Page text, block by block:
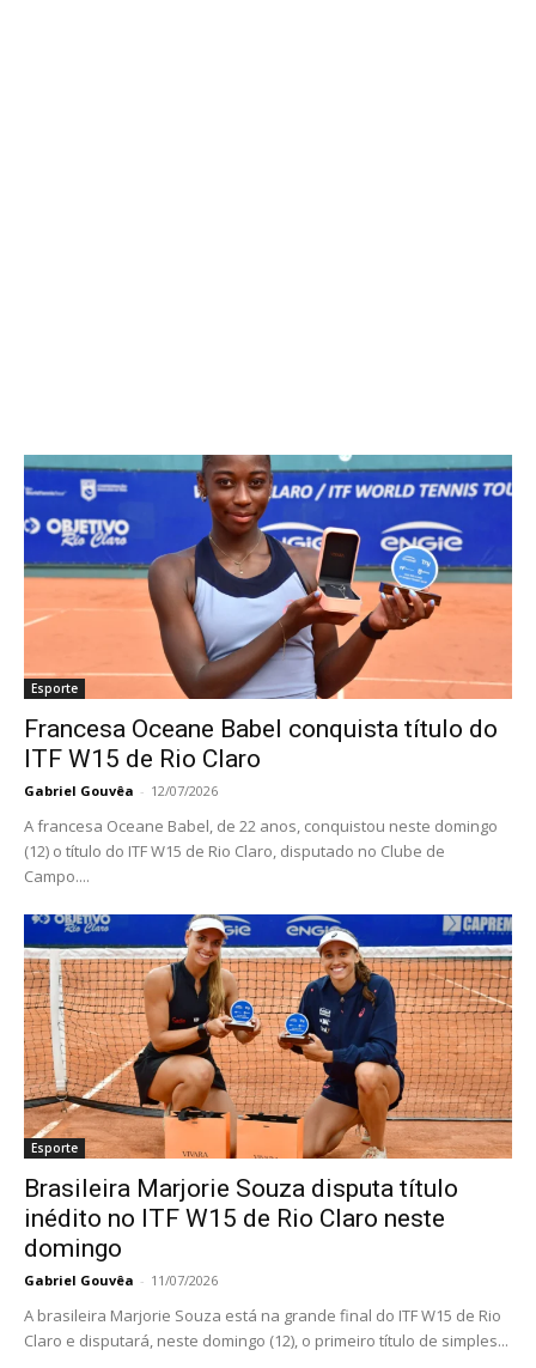
Esporte
Francesa Oceane Babel conquista título do
ITF W15 de Rio Claro
Gabriel Gouvêa - 12/07/2026
A francesa Oceane Babel, de 22 anos, conquistou neste domingo
(12) o título do ITF W15 de Rio Claro, disputado no Clube de
Campo....
Esporte
Brasileira Marjorie Souza disputa título
inédito no ITF W15 de Rio Claro neste
domingo
Gabriel Gouvêa - 11/07/2026
A brasileira Marjorie Souza está na grande final do ITF W15 de Rio
Claro e disputará, neste domingo (12), o primeiro título de simples...